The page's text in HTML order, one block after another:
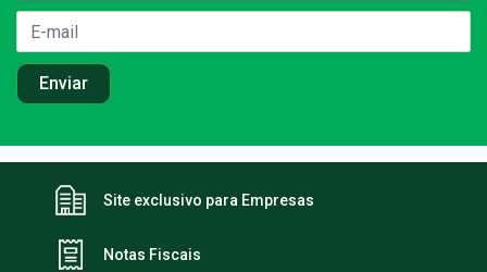
Site exclusivo para Empresas
Notas Fiscais